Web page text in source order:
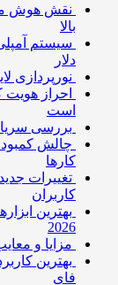
نقش هوش
سیستم
نورپردازی لایه
احراز هویت
بررسی سریال Alice and Steve در Hulu با بازی نیکولا واکر
چالش کمبود
کارها
تغییرات جدید
کاربران
بهترین
مزایا و معایب
بهترین کاربرد